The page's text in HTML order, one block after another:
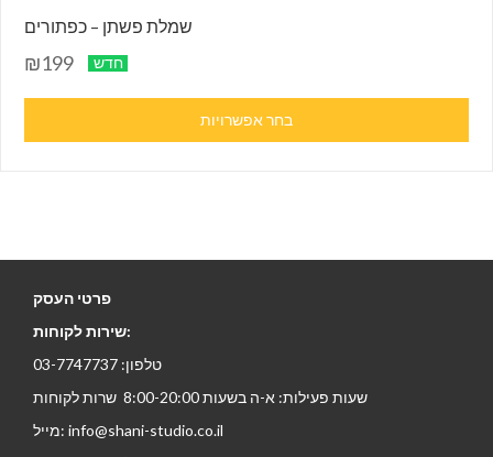
שמלת פשתן – כפתורים
₪199 חדש
בחר אפשרויות
פרטי העסק
שירות לקוחות:
טלפון: 03-7747737
שעות פעילות: א-ה בשעות 8:00-20:00 שרות לקוחות
מייל: info@shani-studio.co.il